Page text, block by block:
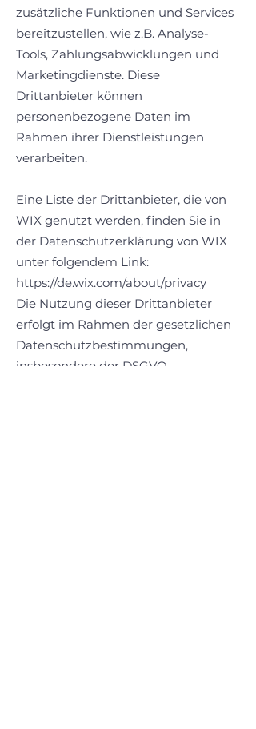
zusätzliche Funktionen und Services
bereitzustellen, wie z.B. Analyse-
Tools, Zahlungsabwicklungen und
Marketingdienste. Diese
Drittanbieter können
personenbezogene Daten im
Rahmen ihrer Dienstleistungen
verarbeiten.
Eine Liste der Drittanbieter, die von
WIX genutzt werden, finden Sie in
der Datenschutzerklärung von WIX
unter folgendem Link:
https://de.wix.com/about/privacy
Die Nutzung dieser Drittanbieter
erfolgt im Rahmen der gesetzlichen
Datenschutzbestimmungen,
insbesondere der DSGVO.